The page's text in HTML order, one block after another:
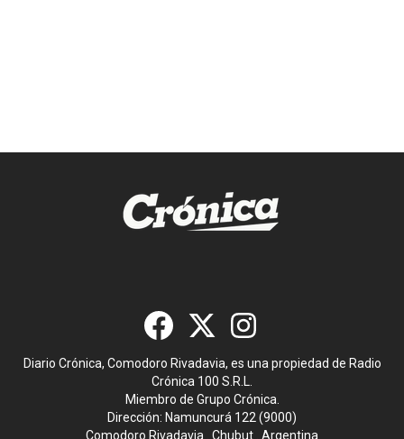
Diario Crónica, Comodoro Rivadavia, es una propiedad de Radio
Crónica 100 S.R.L.
Miembro de Grupo Crónica.
Dirección: Namuncurá 122 (9000)
Comodoro Rivadavia . Chubut . Argentina